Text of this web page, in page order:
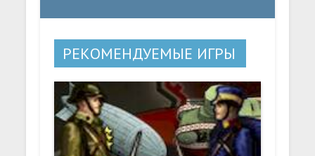
РЕКОМЕНДУЕМЫЕ ИГРЫ